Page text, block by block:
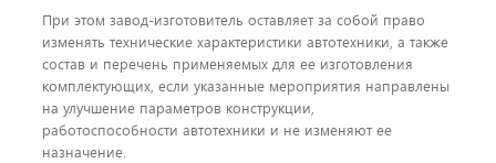
При этом завод-изготовитель оставляет за собой право
изменять технические характеристики автотехники, а также
состав и перечень применяемых для ее изготовления
комплектующих, если указанные мероприятия направлены
на улучшение параметров конструкции,
работоспособности автотехники и не изменяют ее
назначение.